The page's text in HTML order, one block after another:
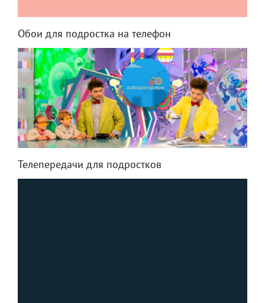
Обои для подростка на телефон
Телепередачи для подростков